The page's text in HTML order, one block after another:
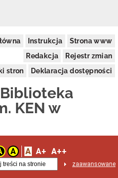
Instrukcja
Strona www
Redakcja
Rejestr zmian
stron
Deklaracja dostępności
KEN w
A A A+ A++
zaawansowane